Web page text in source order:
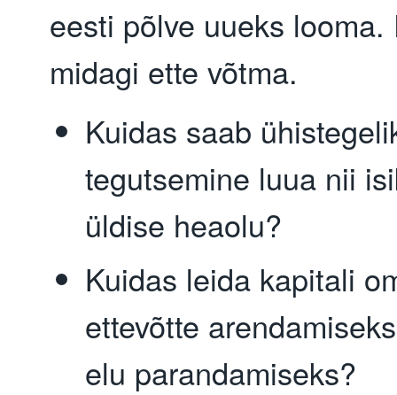
eesti põlve uueks looma.
midagi ette võtma.
Kuidas saab
tegutsemine luua nii
üldise heaolu?
Kuidas leida kapitali
ettevõtte
elu parandamiseks?